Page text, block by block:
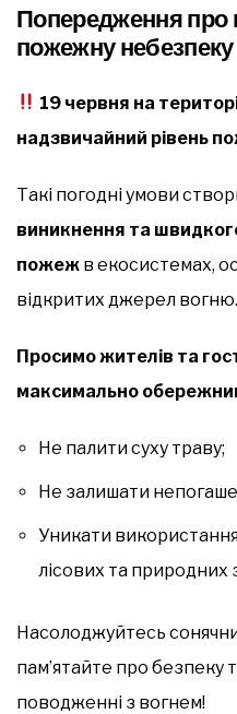
Попередження про
пожежну небезпеку
19 червня на
надзвичайний рівень
Такі погодні умови
виникнення та
пожеж в екосистемах,
відкритих джерел вогню.
Просимо жителів та
максимально
Не палити суху траву;
Не залишати
Уникати
лісових та природних
Насолоджуйтесь
пам’ятайте про безпеку
поводженні з вогнем!